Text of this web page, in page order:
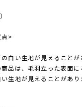
>
白い生地が見えることが
品は、毛羽立った表面
生地が見えることがあ